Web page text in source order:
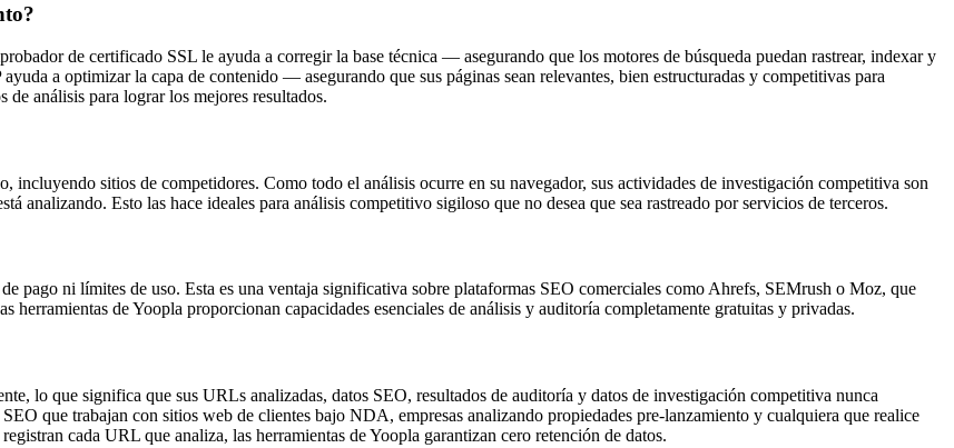
de certificado SSL le ayuda a corregir la base técnica — asegurando que los motores de búsqueda puedan rastrear, indexar y
a optimizar la capa de contenido — asegurando que sus páginas sean relevantes, bien estructuradas y competitivas para
análisis para lograr los mejores resultados.
incluyendo sitios de competidores. Como todo el análisis ocurre en su navegador, sus actividades de investigación competitiva son
analizando. Esto las hace ideales para análisis competitivo sigiloso que no desea que sea rastreado por servicios de terceros.
pago ni límites de uso. Esta es una ventaja significativa sobre plataformas SEO comerciales como Ahrefs, SEMrush o Moz, que
herramientas de Yoopla proporcionan capacidades esenciales de análisis y auditoría completamente gratuitas y privadas.
lo que significa que sus URLs analizadas, datos SEO, resultados de auditoría y datos de investigación competitiva nunca
que trabajan con sitios web de clientes bajo NDA, empresas analizando propiedades pre-lanzamiento y cualquiera que realice
cada URL que analiza, las herramientas de Yoopla garantizan cero retención de datos.